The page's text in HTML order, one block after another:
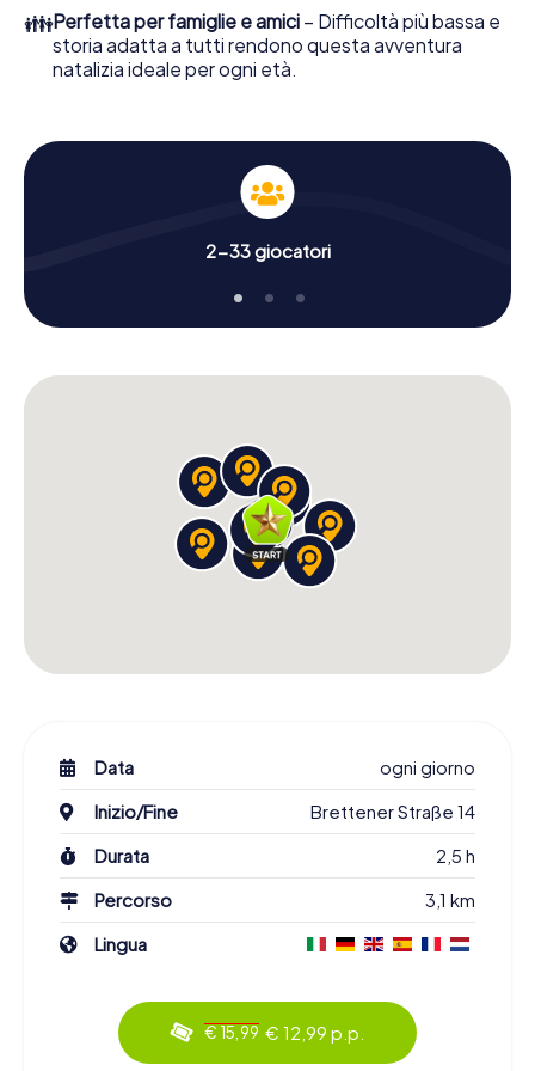
divertimento, lavoro di squadra e un suggestivo tema
natalizio. Perciò regala ai tuoi colleghi un indimenticabile
chiusura dell'anno ed inserisci la Avventura Natalizia nel
👪Perfetta per famiglie e amici – Difficoltà più bassa e
storia adatta a tutti rendono questa avventura
natalizia ideale per ogni età.
2-33 giocatori
Data
ogni giorno
Inizio/Fine
Brettener Straße 14
Durata
2,5 h
Percorso
3,1 km
Lingua
€ 15,99 € 12,99 p.p.